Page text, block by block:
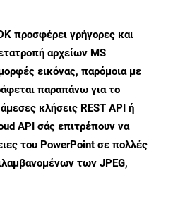
προσφέρει γρήγορες και
αρχείων MS
εικόνας, παρόμοια με
παραπάνω για το
κλήσεις REST API ή
API σάς επιτρέπουν να
του PowerPoint σε πολλές
των JPEG,